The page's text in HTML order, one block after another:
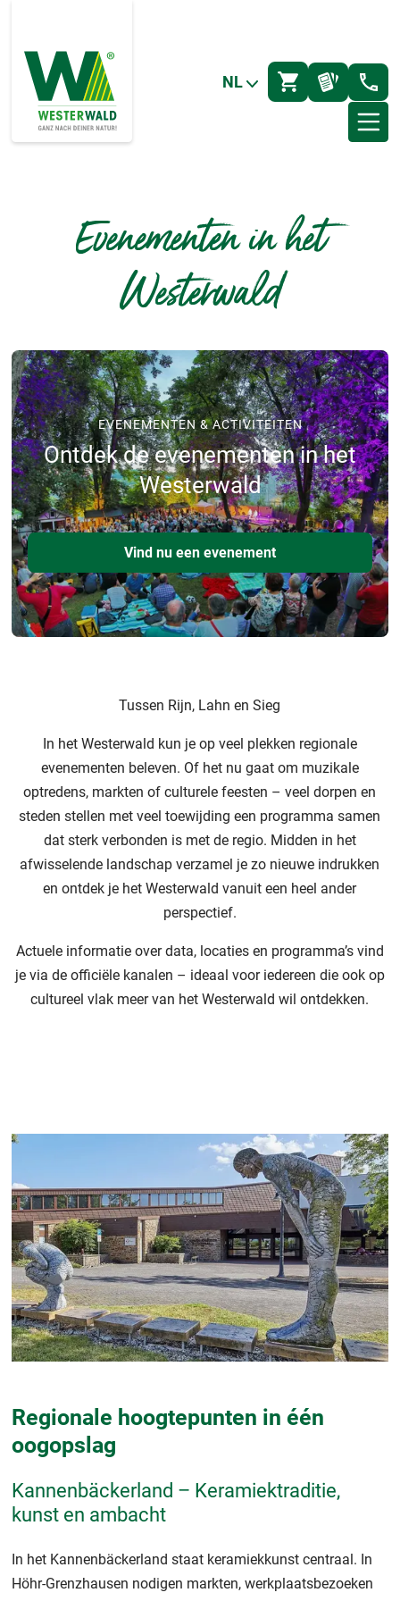
NL
Evenementen in het
Westerwald
EVENEMENTEN & ACTIVITEITEN
Ontdek de evenementen in het
Westerwald
Vind nu een evenement
Tussen Rijn, Lahn en Sieg
In het Westerwald kun je op veel plekken regionale
evenementen beleven. Of het nu gaat om muzikale
optredens, markten of culturele feesten – veel dorpen en
steden stellen met veel toewijding een programma samen
dat sterk verbonden is met de regio. Midden in het
afwisselende landschap verzamel je zo nieuwe indrukken
en ontdek je het Westerwald vanuit een heel ander
perspectief.
Actuele informatie over data, locaties en programma’s vind
je via de officiële kanalen – ideaal voor iedereen die ook op
cultureel vlak meer van het Westerwald wil ontdekken.
Regionale hoogtepunten in één
oogopslag
Kannenbäckerland – Keramiektraditie,
kunst en ambacht
In het Kannenbäckerland staat keramiekkunst centraal. In
Höhr-Grenzhausen nodigen markten, werkplaatsbezoeken